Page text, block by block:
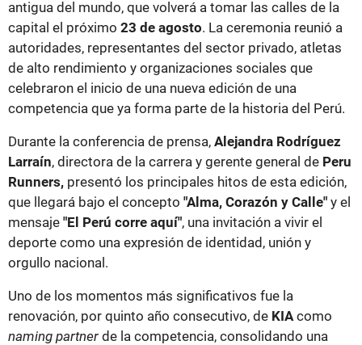
antigua del mundo, que volverá a tomar las calles de la
capital el próximo 23 de agosto. La ceremonia reunió a
autoridades, representantes del sector privado, atletas
de alto rendimiento y organizaciones sociales que
celebraron el inicio de una nueva edición de una
competencia que ya forma parte de la historia del Perú.
Durante la conferencia de prensa, Alejandra Rodríguez
Larraín, directora de la carrera y gerente general de Peru
Runners, presentó los principales hitos de esta edición,
que llegará bajo el concepto "Alma, Corazón y Calle" y el
mensaje "El Perú corre aquí", una invitación a vivir el
deporte como una expresión de identidad, unión y
orgullo nacional.
Uno de los momentos más significativos fue la
renovación, por quinto año consecutivo, de KIA como
naming partner de la competencia, consolidando una